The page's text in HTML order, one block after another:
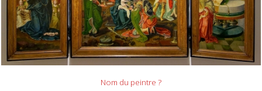
Nom du peintre ?